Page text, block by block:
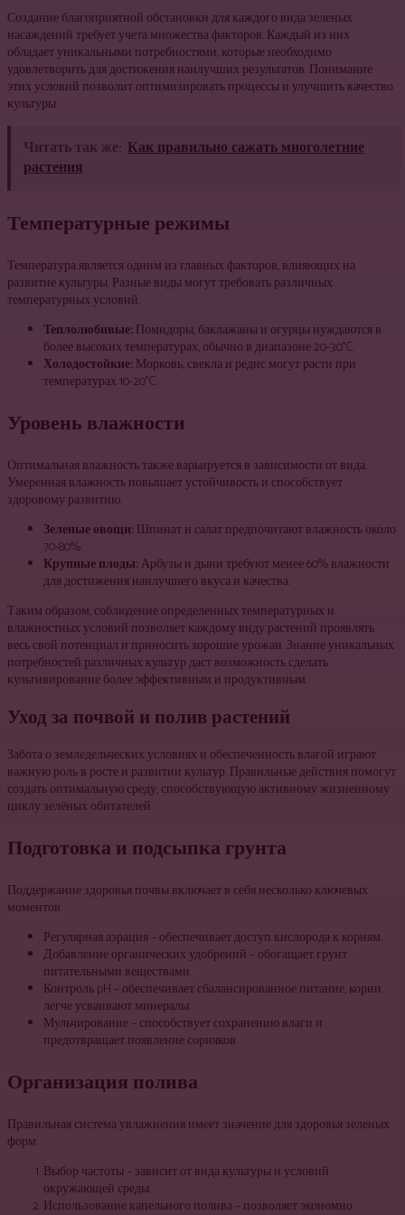
Создание благоприятной обстановки для каждого вида зеленых
насаждений требует учета множества факторов. Каждый из них
обладает уникальными потребностями, которые необходимо
удовлетворить для достижения наилучших результатов. Понимание
этих условий позволит оптимизировать процессы и улучшить качество
культуры.
Читать так же: Как правильно сажать многолетние
растения
Температурные режимы
Температура является одним из главных факторов, влияющих на
развитие культуры. Разные виды могут требовать различных
температурных условий.
Теплолюбивые:Помидоры, баклажаны и огурцы нуждаются в
более высоких температурах, обычно в диапазоне 20-30°C.
Холодостойкие:Морковь, свекла и редис могут расти при
температурах 10-20°C.
Уровень влажности
Оптимальная влажность также варьируется в зависимости от вида.
Умеренная влажность повышает устойчивость и способствует
здоровому развитию.
Зеленые овощи:Шпинат и салат предпочитают влажность около
70-80%.
Крупные плоды:Арбузы и дыни требуют менее 60% влажности
для достижения наилучшего вкуса и качества.
Таким образом, соблюдение определенных температурных и
влажностных условий позволяет каждому виду растений проявлять
весь свой потенциал и приносить хорошие урожаи. Знание уникальных
потребностей различных культур даст возможность сделать
культивирование более эффективным и продуктивным.
Уход за почвой и полив растений
Забота о земледельческих условиях и обеспеченность влагой играют
важную роль в росте и развитии культур. Правильные действия помогут
создать оптимальную среду, способствующую активному жизненному
циклу зелёных обитателей.
Подготовка и подсыпка грунта
Поддержание здоровья почвы включает в себя несколько ключевых
моментов:
Регулярная аэрация – обеспечивает доступ кислорода к корням.
Добавление органических удобрений – обогащает грунт
питательными веществами.
Контроль pH – обеспечивает сбалансированное питание, корни
легче усваивают минералы.
Мульчирование – способствует сохранению влаги и
предотвращает появление сорняков.
Организация полива
Правильная система увлажнения имеет значение для здоровья зеленых
форм:
Выбор частоты – зависит от вида культуры и условий
окружающей среды.
Использование капельного полива – позволяет экономно